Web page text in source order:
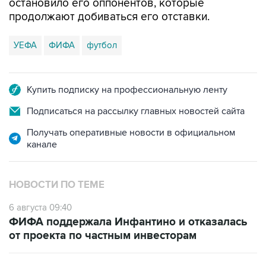
УЕФА ФИФА футбол
Подписаться на рассылку главных новостей сайта
Получать оперативные новости в официальном
НОВОСТИ ПО ТЕМЕ
6 августа 09:40
от проекта по частным инвесторам
4 августа 01:45